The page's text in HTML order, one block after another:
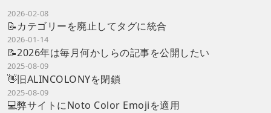
2026-02-08
📝カテゴリーを廃止してタグに統合
2026-01-14
📝2026年は毎月何かしらの記事を公開したい
2025-08-09
👋旧ALINCOLONYを閉鎖
2025-08-09
💻️弊サイトにNoto Color Emojiを適用